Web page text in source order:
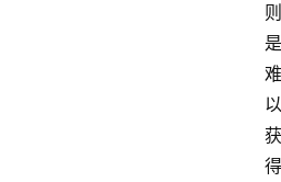
则
是
难
以
获
得